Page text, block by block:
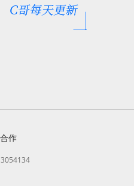
作